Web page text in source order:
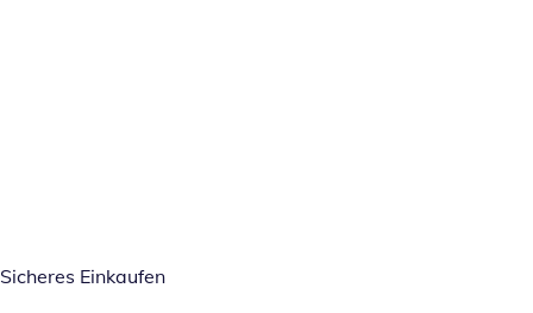
Sicheres Einkaufen